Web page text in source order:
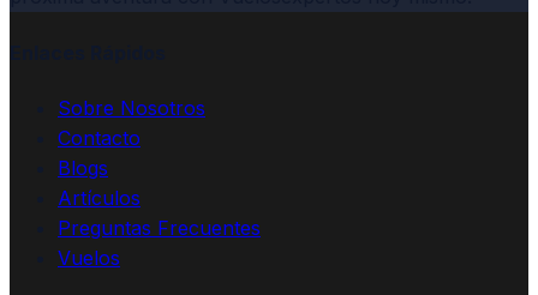
Sobre Nosotros
Contacto
Blogs
Artículos
Preguntas Frecuentes
Vuelos